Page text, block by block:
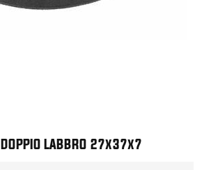
DOPPIO LABBRO 27x37x7